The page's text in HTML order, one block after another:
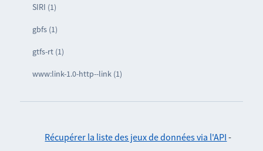
SIRI (1)
gbfs (1)
gtfs-rt (1)
www:link-1.0-http--link (1)
Récupérer la liste des jeux de données via l'API -